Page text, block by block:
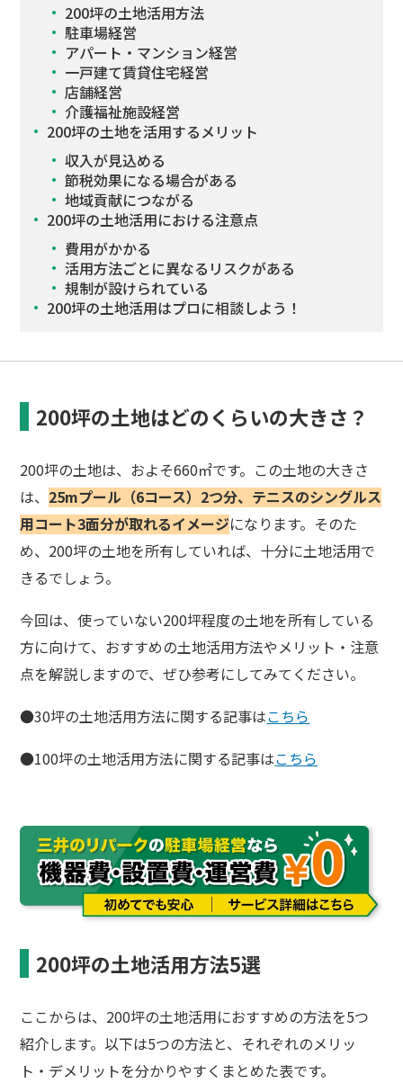
200坪の土地活用方法
駐車場経営
アパート・マンション経営
一戸建て賃貸住宅経営
店舗経営
介護福祉施設経営
200坪の土地を活用するメリット
収入が見込める
節税効果になる場合がある
地域貢献につながる
200坪の土地活用における注意点
費用がかかる
活用方法ごとに異なるリスクがある
規制が設けられている
200坪の土地活用はプロに相談しよう！
200坪の土地はどのくらいの大きさ？
200坪の土地は、およそ660㎡です。この土地の大きさ
は、 25mプール（6コース）2つ分、テニスのシングルス
用コート3面分が取れるイメージになります。そのた
め、200坪の土地を所有していれば、十分に土地活用で
きるでしょう。
今回は、使っていない200坪程度の土地を所有している
方に向けて、おすすめの土地活用方法やメリット・注意
点を解説しますので、ぜひ参考にしてみてください。
●30坪の土地活用方法に関する記事はこちら
●100坪の土地活用方法に関する記事はこちら
200坪の土地活用方法5選
ここからは、200坪の土地活用におすすめの方法を5つ
紹介します。以下は5つの方法と、それぞれのメリッ
ト・デメリットを分かりやすくまとめた表です。